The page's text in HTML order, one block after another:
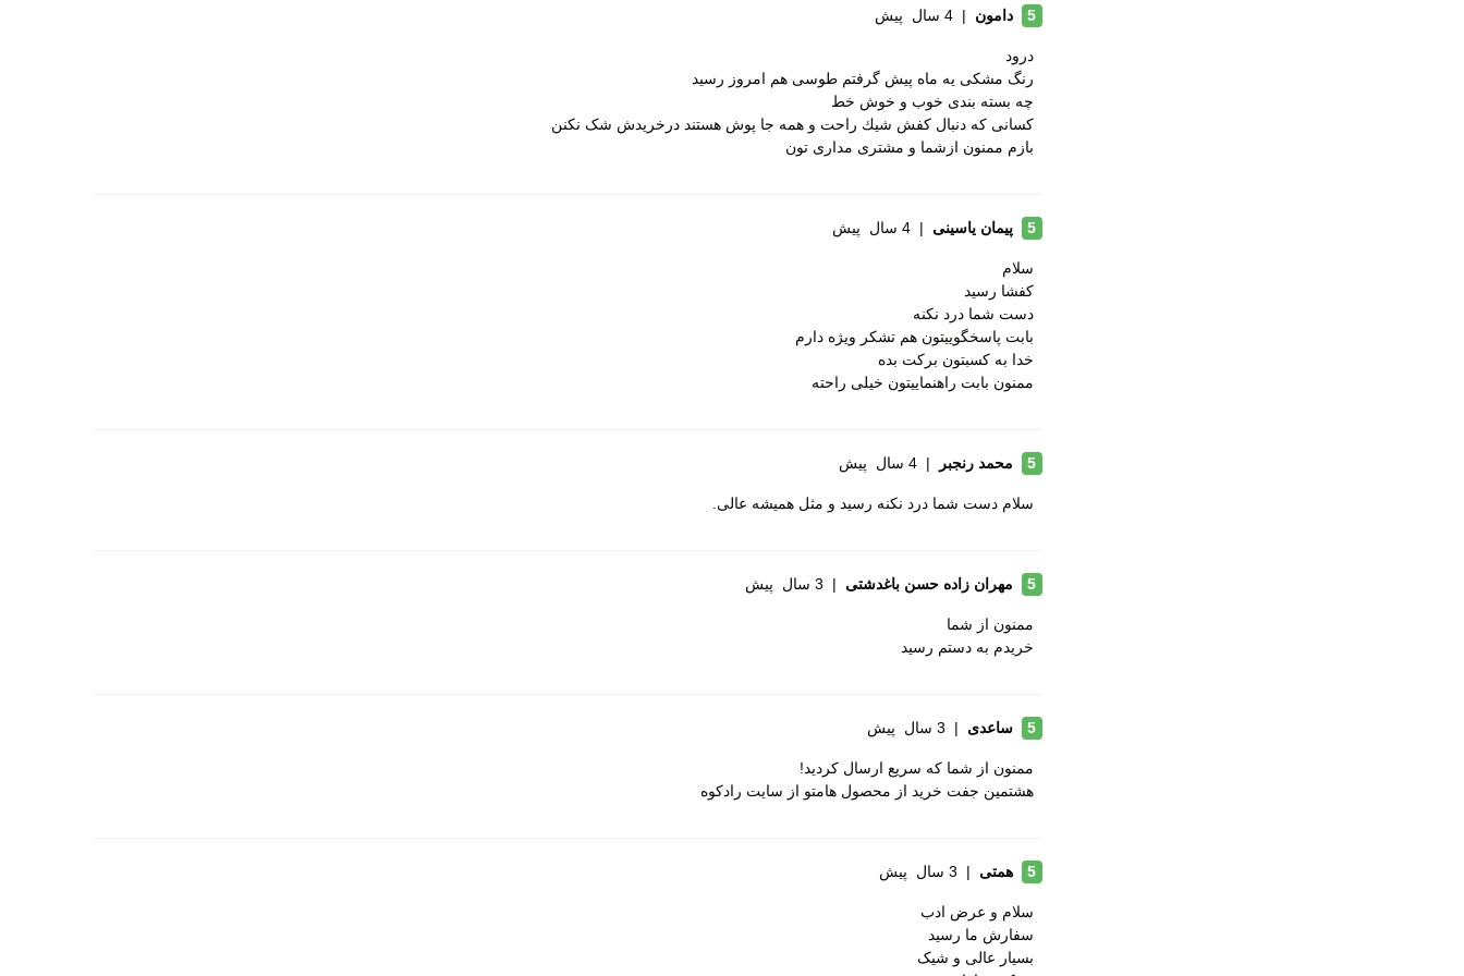
مدل 310100A را دارید، بهترین انتخاب، خرید از رادکوه به عنوان نمایندگی رسمی برند هامتو در ایران است. با خرید از رادکوه، خیالت از بابت
اصالت کالا راحت است و می توانید از خدمات پس از فروش حرفه ای، مشاوره تخصصی و ارسال سریع بهره مند شوید.
دارای پد محافظ
مقاوم در برابر سایش
طبی
بسیار بادوام و محکم
قابلیت تطبیق با فرم پا
بدون ساق
سایز 42: 310 گرم ،سایز 44: 360 گرم
افرادی که پنجه پاشون معمولی هست سایز شهری را سفارش بدهند و افرادی که پاشون تپل است و پنجه پهن دارند حتما یک سایز بزرگتر
انتخاب کنند
5 دامون | 4 سال پیش
درود
رنگ مشکی یه ماه پیش گرفتم طوسی هم امروز رسید
چه بسته بندى خوب و خوش خط
كسانى كه دنبال كفش شيك راحت و همه جا پوش هستند درخریدش شک نکنن
بازم ممنون ازشما و مشترى مدارى تون
5 پیمان یاسینی | 4 سال پیش
سلام
کفشا رسید
دست شما درد نکنه
بابت پاسخگوییتون هم تشکر ویژه دارم
خدا به کسبتون برکت بده
ممنون بابت راهنماییتون خیلی راحته
5 محمد رنجبر | 4 سال پیش
سلام دست شما درد نکنه رسید و مثل همیشه عالی.
5 مهران زاده حسن باغدشتی | 3 سال پیش
ممنون از شما
خریدم به دستم رسید
5 ساعدی | 3 سال پیش
ممنون از شما که سریع ارسال کردید!
هشتمین جفت خرید از محصول هامتو از سایت رادکوه
5 همتی | 3 سال پیش
سلام و عرض ادب
سفارش ما رسید
بسیار عالی و شیک